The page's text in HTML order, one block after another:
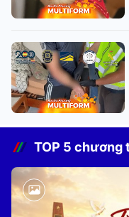
TOP 5 chương